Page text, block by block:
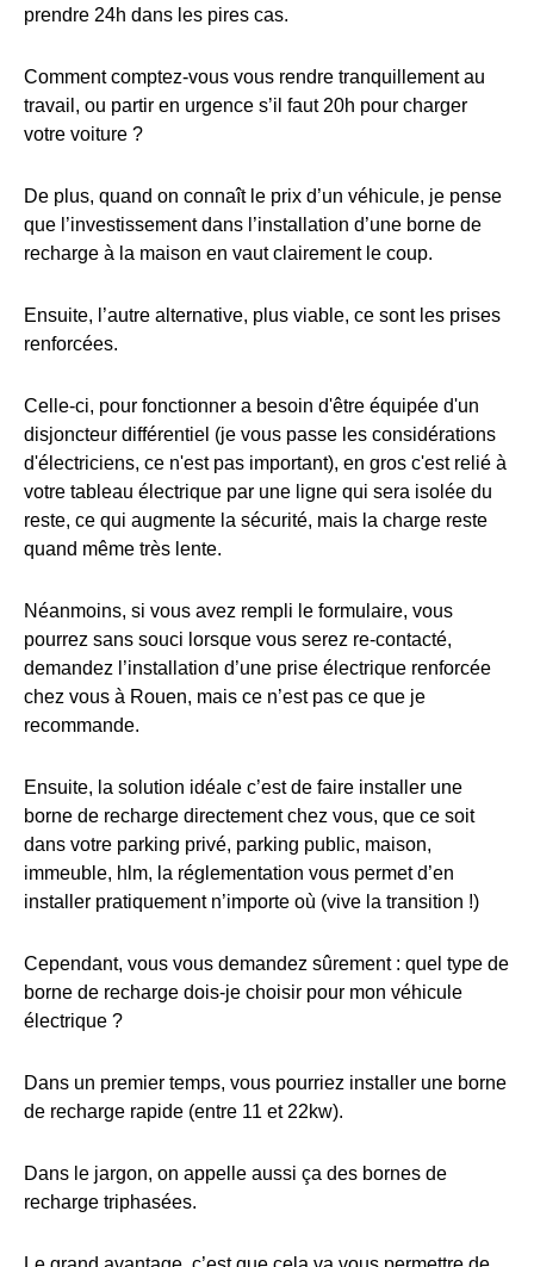
prendre 24h dans les pires cas.
Comment comptez-vous vous rendre tranquillement au
travail, ou partir en urgence s’il faut 20h pour charger
votre voiture ?
De plus, quand on connaît le prix d’un véhicule, je pense
que l’investissement dans l’installation d’une borne de
recharge à la maison en vaut clairement le coup.
Ensuite, l’autre alternative, plus viable, ce sont les prises
renforcées.
Celle-ci, pour fonctionner a besoin d'être équipée d'un
disjoncteur différentiel (je vous passe les considérations
d'électriciens, ce n'est pas important), en gros c'est relié à
votre tableau électrique par une ligne qui sera isolée du
reste, ce qui augmente la sécurité, mais la charge reste
quand même très lente.
Néanmoins, si vous avez rempli le formulaire, vous
pourrez sans souci lorsque vous serez re-contacté,
demandez l’installation d’une prise électrique renforcée
chez vous à Rouen, mais ce n’est pas ce que je
recommande.
Ensuite, la solution idéale c’est de faire installer une
borne de recharge directement chez vous, que ce soit
dans votre parking privé, parking public, maison,
immeuble, hlm, la réglementation vous permet d’en
installer pratiquement n’importe où (vive la transition !)
Cependant, vous vous demandez sûrement : quel type de
borne de recharge dois-je choisir pour mon véhicule
électrique ?
Dans un premier temps, vous pourriez installer une borne
de recharge rapide (entre 11 et 22kw).
Dans le jargon, on appelle aussi ça des bornes de
recharge triphasées.